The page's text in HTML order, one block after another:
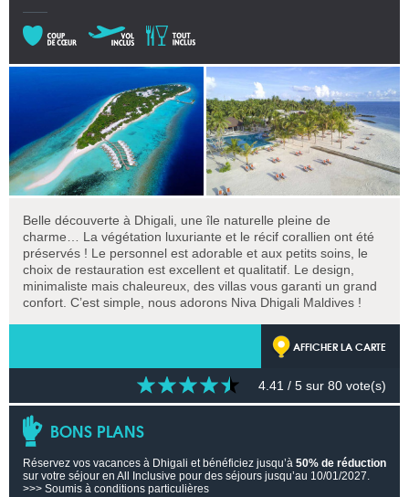
Belle découverte à Dhigali, une île naturelle pleine de
charme… La végétation luxuriante et le récif corallien ont été
préservés ! Le personnel est adorable et aux petits soins, le
choix de restauration est excellent et qualitatif. Le design,
minimaliste mais chaleureux, des villas vous garanti un grand
confort. C’est simple, nous adorons Niva Dhigali Maldives !
AFFICHER LA CARTE
4.41 / 5 sur 80 vote(s)
BONS PLANS
Réservez vos vacances à Dhigali et bénéficiez jusqu’à 50% de réduction
sur votre séjour en All Inclusive pour des séjours jusqu’au 10/01/2027.
>>> Soumis à conditions particulières